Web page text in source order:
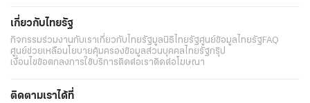
เกี่ยวกับไทยรัฐ
กิจกรรมร่วมงานกับเราเกี่ยวกับไทยรัฐมูลนิธิไทยรัฐศูนย์ข้อมูลไทยรัฐFAQ
ศูนย์ช่วยเหลือนโยบายคุ้มครองข้อมูลส่วนบุคคลไทยรัฐกรุ๊ป
เงื่อนไขข้อตกลงการใช้บริการติดต่อเราติดต่อโฆษณา
ติดตามเราได้ที่